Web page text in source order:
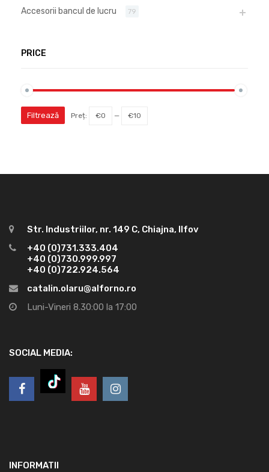
Accesorii bancul de lucru 79
PRICE
Filtrează Preț: €0 — €10
Str. Industriilor, nr. 149 C, Chiajna, Ilfov
+40 (0)731.333.404
+40 (0)730.999.997
+40 (0)722.924.564
catalin.olaru@alforno.ro
Luni-Vineri 8.30:00 la 17:00
SOCIAL MEDIA:
INFORMATII